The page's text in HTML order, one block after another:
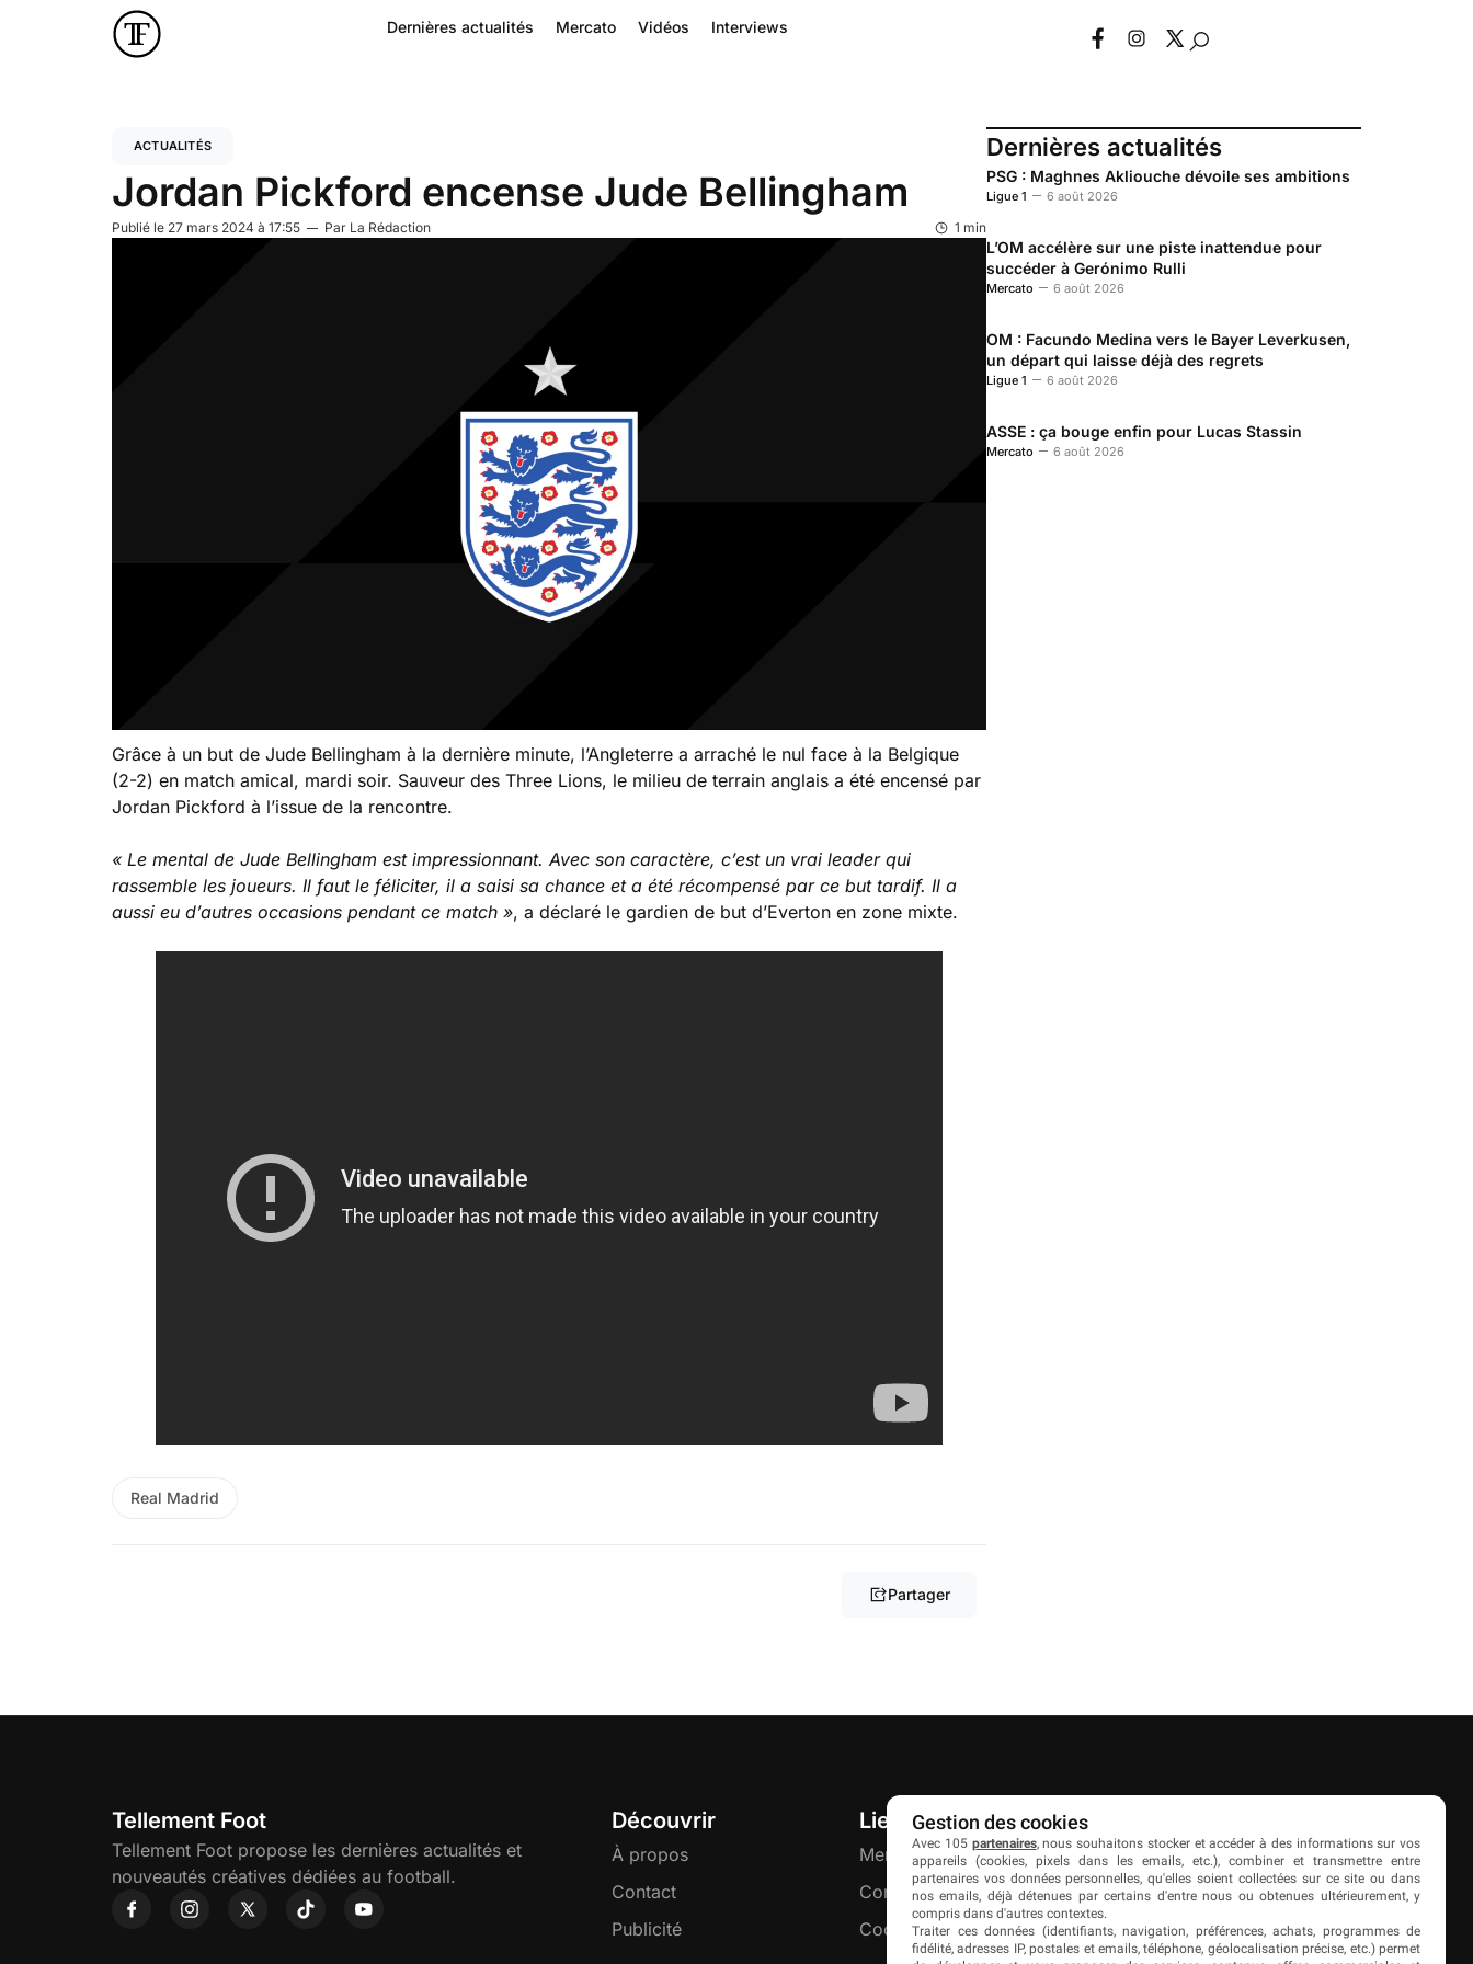
Dernières actualités Mercato Vidéos Interviews
ACTUALITÉS
Jordan Pickford encense Jude Bellingham
Publié le 27 mars 2024 à 17:55 Par La Rédaction 1 min
Grâce à un but de Jude Bellingham à la dernière minute, l’Angleterre a arraché le nul face à la Belgique
(2-2) en match amical, mardi soir. Sauveur des Three Lions, le milieu de terrain anglais a été encensé par
Jordan Pickford à l’issue de la rencontre.
« Le mental de Jude Bellingham est impressionnant. Avec son caractère, c’est un vrai leader qui
rassemble les joueurs. Il faut le féliciter, il a saisi sa chance et a été récompensé par ce but tardif. Il a
aussi eu d’autres occasions pendant ce match », a déclaré le gardien de but d’Everton en zone mixte.
Real Madrid
Partager
Dernières actualités
PSG : Maghnes Akliouche dévoile ses ambitions
Ligue 1 6 août 2026
L’OM accélère sur une piste inattendue pour
succéder à Gerónimo Rulli
Mercato 6 août 2026
OM : Facundo Medina vers le Bayer Leverkusen,
un départ qui laisse déjà des regrets
Ligue 1 6 août 2026
ASSE : ça bouge enfin pour Lucas Stassin
Mercato 6 août 2026
Tellement Foot
Tellement Foot propose les dernières actualités et
nouveautés créatives dédiées au football.
Découvrir
À propos
Contact
Publicité
Liens utiles
Mentions légales
Confidentialité
Cookies
Livefoot
Jeunesfooteux
Tólmi Studio
Gestion des cookies
Avec 105 partenaires, nous souhaitons stocker et accéder à des informations sur vos
appareils (cookies, pixels dans les emails, etc.), combiner et transmettre entre
partenaires vos données personnelles, qu'elles soient collectées sur ce site ou dans
nos emails, déjà détenues par certains d'entre nous ou obtenues ultérieurement, y
compris dans d'autres contextes.
Traiter ces données (identifiants, navigation, préférences, achats, programmes de
fidélité, adresses IP, postales et emails, téléphone, géolocalisation précise, etc.) permet